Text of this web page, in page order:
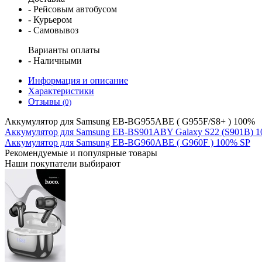
- Рейсовым автобусом
- Курьером
- Самовывоз
Варианты оплаты
- Наличными
Информация и описание
Характеристики
Отзывы (0)
Аккумулятоp для Samsung EB-BG955ABE ( G955F/S8+ ) 100%
Аккумулятор для Samsung EB-BS901ABY Galaxy S22 (S901B)
Аккумулятор для Samsung EB-BG960ABE ( G960F ) 100% SP
Рекомендуемые и популярные товары
Наши покупатели выбирают